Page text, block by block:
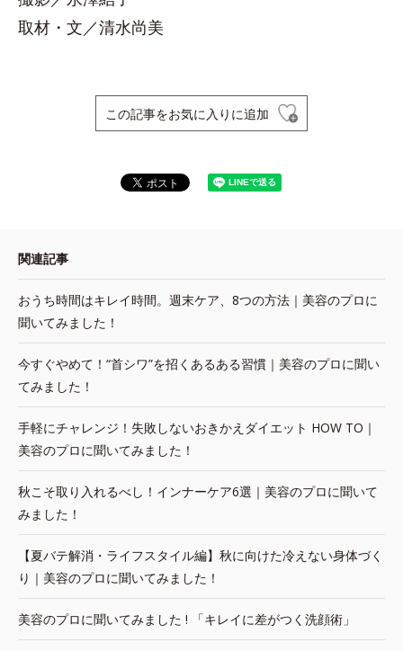
取材・文／清水尚美
この記事をお気に入りに追加
関連記事
おうち時間はキレイ時間。週末ケア、8つの方法｜美容のプロに
聞いてみました！
今すぐやめて！“首シワ”を招くあるある習慣｜美容のプロに聞い
てみました！
手軽にチャレンジ！失敗しないおきかえダイエット HOW TO｜
美容のプロに聞いてみました！
秋こそ取り入れるべし！インナーケア6選｜美容のプロに聞いて
みました！
【夏バテ解消・ライフスタイル編】秋に向けた冷えない身体づく
り｜美容のプロに聞いてみました！
美容のプロに聞いてみました ! 「キレイに差がつく洗顔術」